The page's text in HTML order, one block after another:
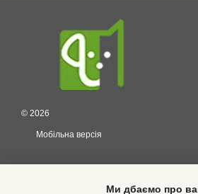
© 2026
Мобільна версія
Ми дбаємо про